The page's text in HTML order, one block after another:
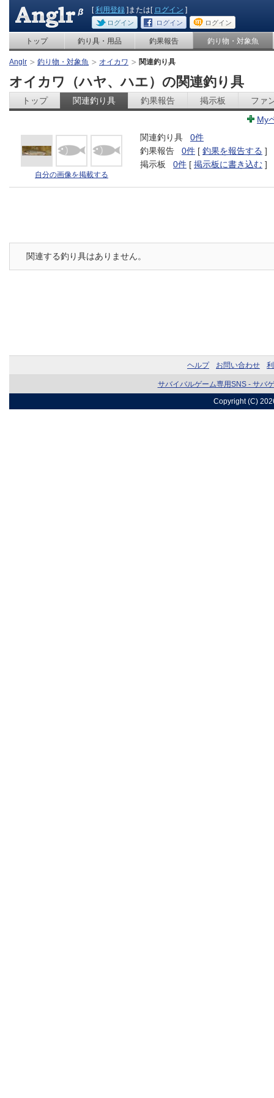
[利用登録 ]または[ ログイン ]
ログイン ログイン ログイン
トップ 釣り具・用品 釣果報告 釣り物・対象魚
Anglr 釣り物・対象魚 オイカワ 関連釣り具
オイカワ（ハヤ、ハエ）の関連釣り具
トップ 関連釣り具 釣果報告 掲示板
ファ
My
自分の画像を掲載する
関連釣り具
0件
釣果報告
0件 [ 釣果を報告する ]
掲示板
0件 [ 掲示板に書き込む ]
関連する釣り具はありません。
ヘルプ お問い合わせ
サバイバルゲーム専用SNS - サバ
Copyright (C)